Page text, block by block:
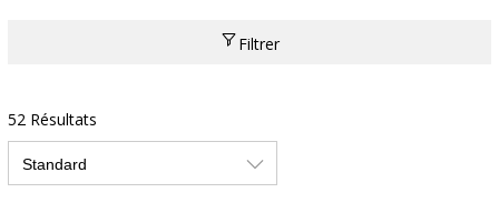
Filtrer
52 Résultats